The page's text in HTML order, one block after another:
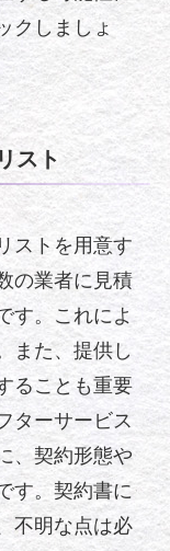
クしましょ
スト
ストを用意す
の業者に見積
す。これによ
また、提供し
ることも重要
ターサービス
、契約形態や
す。契約書に
不明な点は必